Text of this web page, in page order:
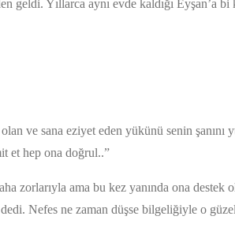
Yıllarca aynı evde kaldığı Eyşan’a
ve sana eziyet eden yükünü senin
et hep ona doğrul..”
zorlarıyla ama bu kez yanında ona
Nefes ne zaman düşse bilgeliğiyle o